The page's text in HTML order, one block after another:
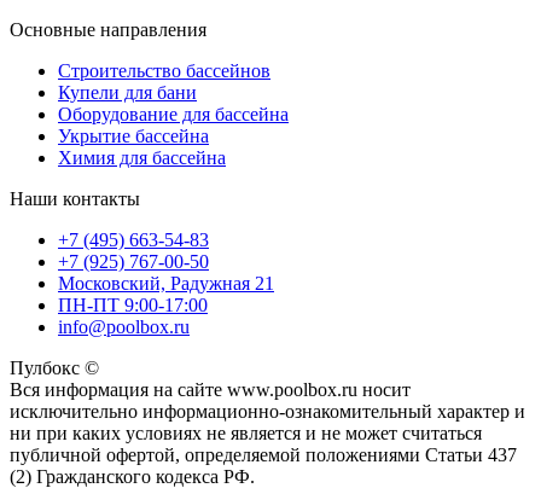
Основные направления
Строительство бассейнов
Купели для бани
Оборудование для бассейна
Укрытие бассейна
Химия для бассейна
Наши контакты
+7 (495) 663-54-83
+7 (925) 767-00-50
Московский, Радужная 21
ПН-ПТ 9:00-17:00
info@poolbox.ru
Пулбокс ©
Вся информация на сайте www.poolbox.ru носит
исключительно информационно-ознакомительный характер и
ни при каких условиях не является и не может считаться
публичной офертой, определяемой положениями Статьи 437
(2) Гражданского кодекса РФ.